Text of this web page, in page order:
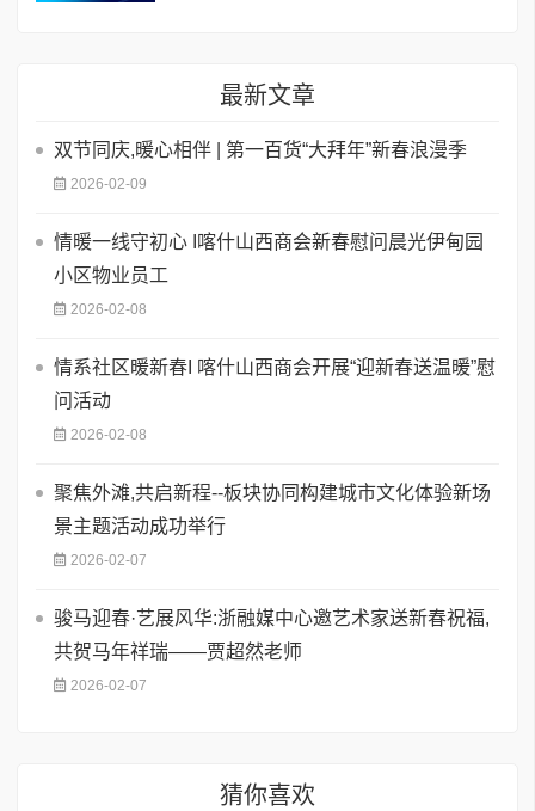
最新文章
双节同庆,暖心相伴 | 第一百货“大拜年”新春浪漫季
2026-02-09
情暖一线守初心 I喀什山西商会新春慰问晨光伊甸园
小区物业员工
2026-02-08
情系社区暖新春I 喀什山西商会开展“迎新春送温暖”慰
问活动
2026-02-08
聚焦外滩,共启新程--板块协同构建城市文化体验新场
景主题活动成功举行
2026-02-07
骏马迎春·艺展风华:浙融媒中心邀艺术家送新春祝福,
共贺马年祥瑞——贾超然老师
2026-02-07
猜你喜欢